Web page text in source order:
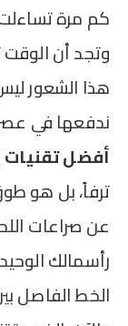
كم مرة
وتجد أن الوقت
هذا الشعور
ندفعها في
أفضل تقنيات
ترفاً، بل هو
عن صراعات
رأسمالك
الخط الفاصل